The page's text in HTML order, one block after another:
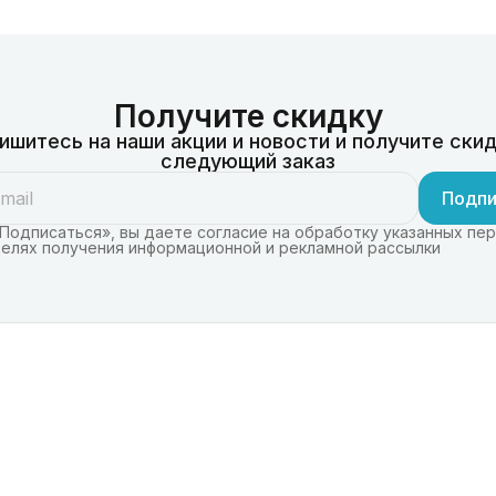
Получите скидку
на наши акции и новости и получите
следующий заказ
вы даете согласие на обработку указанных
получения информационной и рекламной рассылки